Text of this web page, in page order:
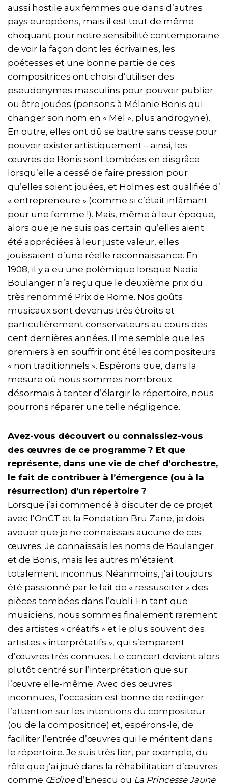
aussi hostile aux femmes que dans d’autres
pays européens, mais il est tout de même
choquant pour notre sensibilité contemporaine
de voir la façon dont les écrivaines, les
poétesses et une bonne partie de ces
compositrices ont choisi d’utiliser des
pseudonymes masculins pour pouvoir publier
ou être jouées (pensons à Mélanie Bonis qui
changer son nom en « Mel », plus androgyne).
En outre, elles ont dû se battre sans cesse pour
pouvoir exister artistiquement – ainsi, les
œuvres de Bonis sont tombées en disgrâce
lorsqu’elle a cessé de faire pression pour
qu’elles soient jouées, et Holmes est qualifiée d’
« entrepreneure » (comme si c’était infâmant
pour une femme !). Mais, même à leur époque,
alors que je ne suis pas certain qu’elles aient
été appréciées à leur juste valeur, elles
jouissaient d’une réelle reconnaissance. En
1908, il y a eu une polémique lorsque Nadia
Boulanger n’a reçu que le deuxième prix du
très renommé Prix de Rome. Nos goûts
musicaux sont devenus très étroits et
particulièrement conservateurs au cours des
cent dernières années. Il me semble que les
premiers à en souffrir ont été les compositeurs
« non traditionnels ». Espérons que, dans la
mesure où nous sommes nombreux
désormais à tenter d’élargir le répertoire, nous
pourrons réparer une telle négligence.
Avez-vous découvert ou connaissiez-vous
des œuvres de ce programme ? Et que
représente, dans une vie de chef d’orchestre,
le fait de contribuer à l’émergence (ou à la
résurrection) d’un répertoire ?
Lorsque j’ai commencé à discuter de ce projet
avec l’OnCT et la Fondation Bru Zane, je dois
avouer que je ne connaissais aucune de ces
œuvres. Je connaissais les noms de Boulanger
et de Bonis, mais les autres m’étaient
totalement inconnus. Néanmoins, j’ai toujours
été passionné par le fait de « ressusciter » des
pièces tombées dans l’oubli. En tant que
musiciens, nous sommes finalement rarement
des artistes « créatifs » et le plus souvent des
artistes « interprétatifs », qui s’emparent
d’œuvres très connues. Le concert devient alors
plutôt centré sur l’interprétation que sur
l’œuvre elle-même. Avec des œuvres
inconnues, l’occasion est bonne de rediriger
l’attention sur les intentions du compositeur
(ou de la compositrice) et, espérons-le, de
faciliter l’entrée d’œuvres qui le méritent dans
le répertoire. Je suis très fier, par exemple, du
rôle que j’ai joué dans la réhabilitation d’œuvres
comme Œdiped’Enescu ou La Princesse Jaune